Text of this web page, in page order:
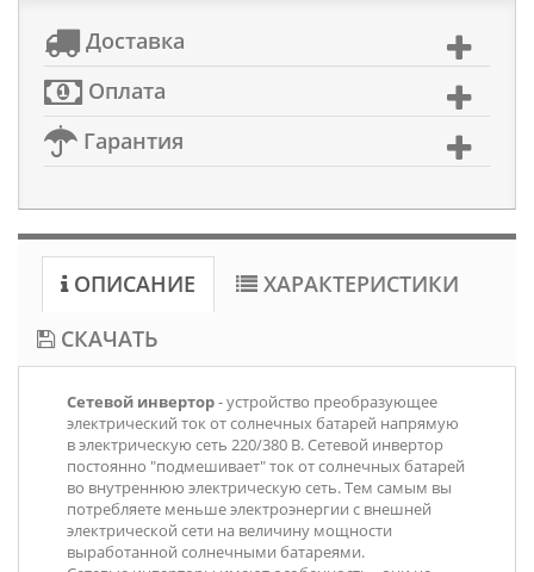
Доставка
Оплата
Гарантия
ОПИСАНИЕ
ХАРАКТЕРИСТИКИ
СКАЧАТЬ
Сетевой инвертор- устройство преобразующее
электрический ток от солнечных батарей напрямую
в электрическую сеть 220/380 В. Сетевой инвертор
постоянно "подмешивает" ток от солнечных батарей
во внутреннюю электрическую сеть. Тем самым вы
потребляете меньше электроэнергии с внешней
электрической сети на величину мощности
выработанной солнечными батареями.